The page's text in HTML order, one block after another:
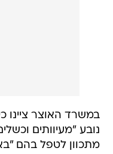
במשרד האוצר ציינו
נובע "מעיוותים
מתכוון לטפל בהם